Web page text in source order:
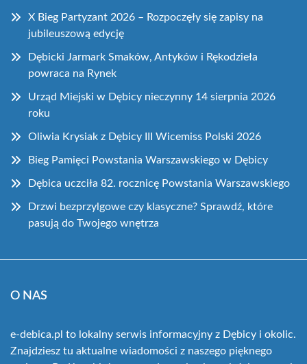
X Bieg Partyzant 2026 – Rozpoczęły się zapisy na
jubileuszową edycję
Dębicki Jarmark Smaków, Antyków i Rękodzieła
powraca na Rynek
Urząd Miejski w Dębicy nieczynny 14 sierpnia 2026
roku
Oliwia Krysiak z Dębicy III Wicemiss Polski 2026
Bieg Pamięci Powstania Warszawskiego w Dębicy
Dębica uczciła 82. rocznicę Powstania Warszawskiego
Drzwi bezprzylgowe czy klasyczne? Sprawdź, które
pasują do Twojego wnętrza
O NAS
e-debica.pl to lokalny serwis informacyjny z Dębicy i okolic.
Znajdziesz tu aktualne wiadomości z naszego pięknego